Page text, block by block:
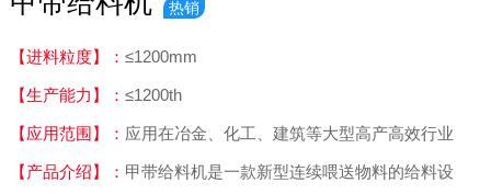
热销
【进料粒度】： ≤1200mm
【生产能力】： ≤1200th
【应用范围】： 应用在冶金、化工、建筑等大型高产高效行业
【产品介绍】： 甲带给料机是一款新型连续喂送物料的给料设